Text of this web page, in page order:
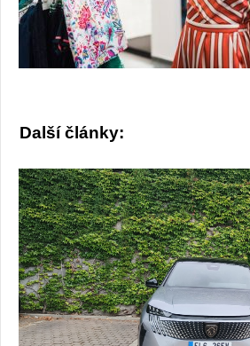
Další články: